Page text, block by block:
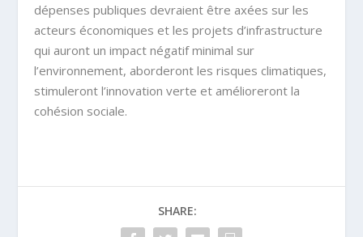
dépenses publiques devraient être axées sur les
acteurs économiques et les projets d’infrastructure
qui auront un impact négatif minimal sur
l’environnement, aborderont les risques climatiques,
stimuleront l’innovation verte et amélioreront la
cohésion sociale.
SHARE: